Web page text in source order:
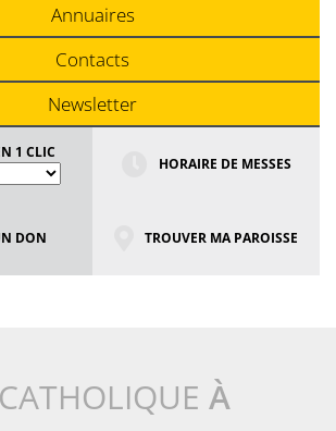
Annuaires
Contacts
Newsletter
1 CLIC
HORAIRE DE MESSES
DON TROUVER MA PAROISSE
CATHOLIQUE À